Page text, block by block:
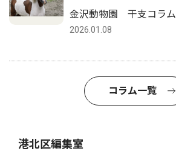
金沢動物園 干支コラム
2026.01.08
コラム一覧
港北区編集室